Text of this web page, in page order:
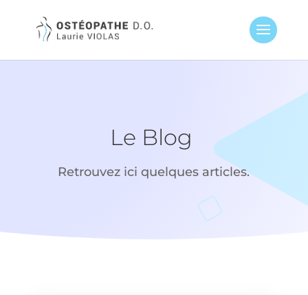
Le Blog
Retrouvez ici quelques articles.